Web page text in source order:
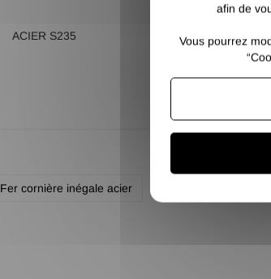
ACIER S235
Fer cornière inégale acier
afin de
Vous pourrez